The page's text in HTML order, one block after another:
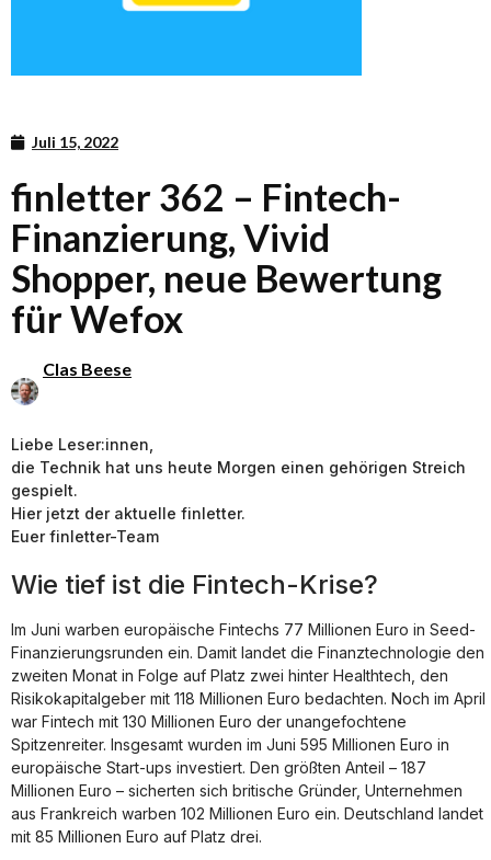
Juli 15, 2022
finletter 362 – Fintech-
Finanzierung, Vivid
Shopper, neue Bewertung
für Wefox
Clas Beese
Liebe Leser:innen,
die Technik hat uns heute Morgen einen gehörigen Streich
gespielt.
Hier jetzt der aktuelle finletter.
Euer finletter-Team
Wie tief ist die Fintech-Krise?
Im Juni warben europäische Fintechs 77 Millionen Euro in Seed-
Finanzierungsrunden ein. Damit landet die Finanztechnologie den
zweiten Monat in Folge auf Platz zwei hinter Healthtech, den
Risikokapitalgeber mit 118 Millionen Euro bedachten. Noch im April
war Fintech mit 130 Millionen Euro der unangefochtene
Spitzenreiter. Insgesamt wurden im Juni 595 Millionen Euro in
europäische Start-ups investiert. Den größten Anteil – 187
Millionen Euro – sicherten sich britische Gründer, Unternehmen
aus Frankreich warben 102 Millionen Euro ein. Deutschland landet
mit 85 Millionen Euro auf Platz drei.